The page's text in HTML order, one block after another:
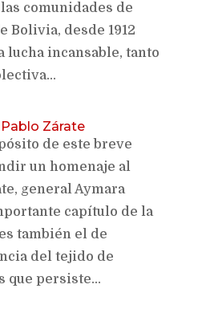
comunidades de
Bolivia, desde 1912
lucha incansable, tanto
Zárate
de este breve
un homenaje al
general Aymara
capítulo de la
también el de
del tejido de
que persiste...